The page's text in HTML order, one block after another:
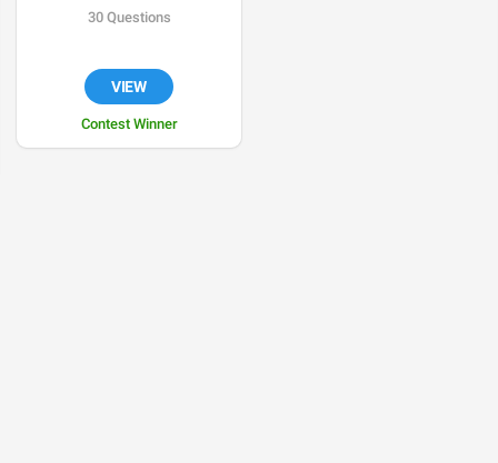
30 Questions
VIEW
Contest Winner